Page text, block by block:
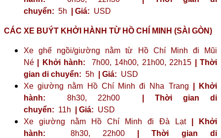
chuyển: 5h | Giá: USD
CÁC XE BUÝT KHỞI HÀNH TỪ HỒ CHÍ MINH (SÀI GÒN)
Xe ghế ngồi/giường nằm từ Hồ Chí Minh đi Mũi
Né
| Khởi hành: 7h00, 14h00, 21h00, 22h15
| Thời
gian di chuyển: 5h | Giá: USD
Xe giường nằm Hồ Chí Minh đi Nha Trang
| Khởi
hành: 8h30, 22h00
| Thời gian di
chuyển: 11h | Giá: USD
Xe giường nằm Hồ Chí Minh đi Đà Lạt
| Khởi
hành: 8h30, 22h00
| Thời gian di